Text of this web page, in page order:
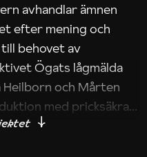
avhandlar ämnen
efter mening och
behovet av
Ögats lågmälda
Heilborn och Mårten
med pricksäkra
kan vara att omsätta